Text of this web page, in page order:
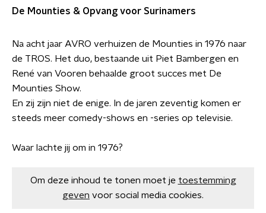
De Mounties & Opvang voor Surinamers
Na acht jaar AVRO verhuizen de Mounties in 1976 naar
de TROS. Het duo, bestaande uit Piet Bambergen en
René van Vooren behaalde groot succes met De
Mounties Show.
En zij zijn niet de enige. In de jaren zeventig komen er
steeds meer comedy-shows en -series op televisie.
Waar lachte jij om in 1976?
Om deze inhoud te tonen moet je toestemming
geven voor social media cookies.